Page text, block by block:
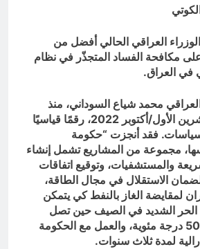
الحرب… لكن لم ينتهي
20 ساعة Ago
العراقي الحالي أفضل من
مكافحة الفساد المتجذّر في نظام
في العراق.
محمد شياع السوداني، منذ
تسلّمه منصبه في تشرين الأول/أكتوبر 2022، رقمًا قياسيًا
فقد أنجزت “حكومة
مجموعة من المشاريع تشمل إنشاء
والمستشفيات، وتوقيع اتفاقات
لضمان الاستقلال في مجال الطاقة،
لمقايضة الغاز بالنفط كي يتمكن
الحر الشديد في الصيف حين تصل
درجات الحرارة إلى 50 درجة مئوية، والعمل مع الحكومة
لمدة ثلاث سنوات.